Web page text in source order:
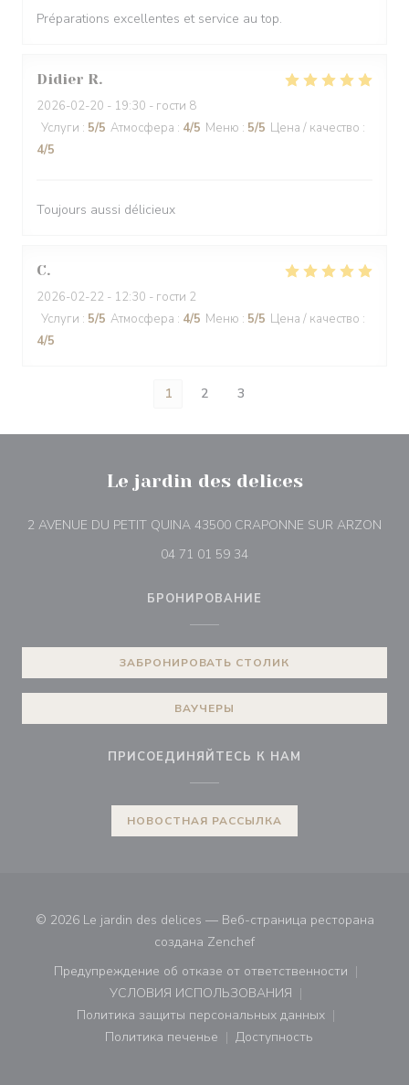
Préparations excellentes et service au top.
Didier R
2026-02-20 - 19:30 - гости 8
Услуги : 5/5 Атмосфера : 4/5 Меню : 5/5 Цена / качество :
4/5
Toujours aussi délicieux
C
2026-02-22 - 12:30 - гости 2
Услуги : 5/5 Атмосфера : 4/5 Меню : 5/5 Цена / качество :
4/5
1 2 3
Le jardin des delices
2 AVENUE DU PETIT QUINA 43500 CRAPONNE SUR ARZON
04 71 01 59 34
БРОНИРОВАНИЕ
ЗАБРОНИРОВАТЬ СТОЛИК
ВАУЧЕРЫ
ПРИСОЕДИНЯЙТЕСЬ К НАМ
НОВОСТНАЯ РАССЫЛКА
© 2026 Le jardin des delices — Веб-страница ресторана
создана Zenchef((открывается в новом
Предупреждение об отказе от ответственности
((открывается в новом окне))
УСЛОВИЯ ИСПОЛЬЗОВАНИЯ
((открывается в новом окне))
Политика защиты персональных данных
((открывается в новом окне))
Политика печенье
((открывается в новом окне))
Доступность
((открывается в